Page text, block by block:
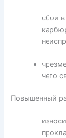
сбои
чего
Повышенный